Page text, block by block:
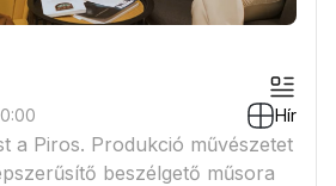
Hír
a Piros. Produkció művészetet
beszélgető műsora